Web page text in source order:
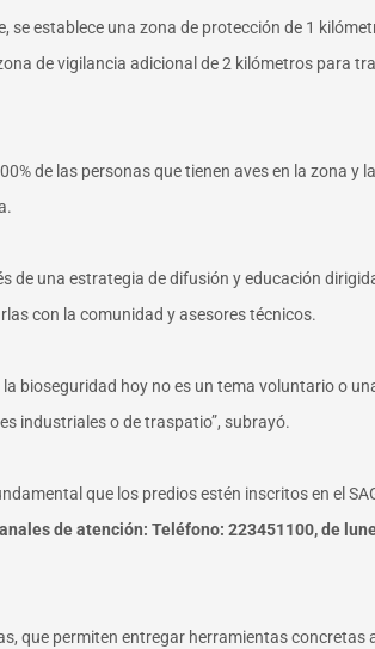
se establece una zona de protección de 1
de vigilancia adicional de 2 kilómetros para
de las personas que tienen aves en la zona y
una estrategia de difusión y educación
con la comunidad y asesores técnicos.
bioseguridad hoy no es un tema voluntario o
industriales o de traspatio”, subrayó.
que los predios estén inscritos en el
de atención: Teléfono: 223451100, de
que permiten entregar herramientas concretas